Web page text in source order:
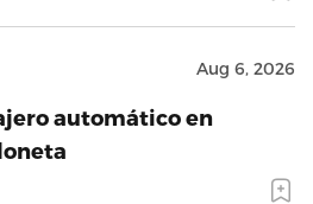
Aug 6, 2026
automático en